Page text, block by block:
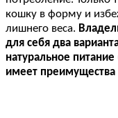
кошку в форму и
лишнего веса.
для себя два
натуральное
имеет преимущества